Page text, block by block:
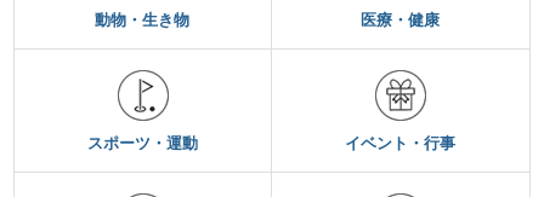
動物・生き物 医療・健康
スポーツ・運動 イベント・行事